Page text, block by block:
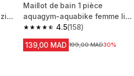
Maillot de bain 1 pièce
aquagym-aquabike femme lio
bleu
4.5
4.5 out of 5 stars from 158
(158)
139,00 MAD Prix avant la réduction
199,00 MAD30%